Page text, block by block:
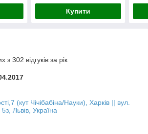
Купити
з 302 відгуків за рік
(кут Чічібабіна/Науки), Харків || вул.
Львів, Україна